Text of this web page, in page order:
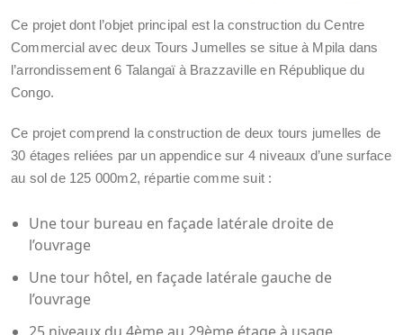
Ce projet dont l’objet principal est la construction du Centre
Commercial avec deux Tours Jumelles se situe à Mpila dans
l’arrondissement 6 Talangaϊ à Brazzaville en République du
Congo.
Ce projet comprend la construction de deux tours jumelles de
30 étages reliées par un appendice sur 4 niveaux d’une surface
au sol de 125 000m2, répartie comme suit :
Une tour bureau en façade latérale droite de
l’ouvrage
Une tour hôtel, en façade latérale gauche de
l’ouvrage